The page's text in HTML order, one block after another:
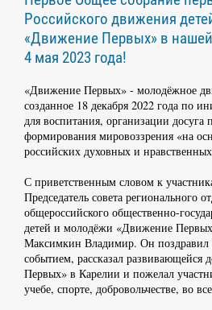
Российского движения
«Движение Первых» в
4 мая 2023 года!
«Движение Первых» - молодёжное
созданное 18 декабря 2022 года по
для воспитания, организации досуга
формирования мировоззрения «на
российских духовных и
С приветственным словом к
Председатель совета регионального
общероссийского общественно-
детей и молодёжи «Движение
Максимкин Владимир. Он поздравил
событием, рассказал развивающейся
Первых» в Карелии и пожелал
учебе, спорте, добровольчестве, во